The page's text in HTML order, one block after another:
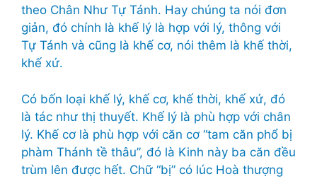
theo Chân Như Tự Tánh. Hay chúng ta nói đơn
giản, đó chính là khế lý là hợp với lý, thông với
Tự Tánh và cũng là khế cơ, nói thêm là khế thời,
khế xứ.
Có bốn loại khế lý, khế cơ, khế thời, khế xứ, đó
là tác như thị thuyết. Khế lý là phù hợp với chân
lý. Khế cơ là phù hợp với căn cơ “tam căn phổ bị
phàm Thánh tề thâu”, đó là Kinh này ba căn đều
trùm lên được hết. Chữ “bị” có lúc Hoà thượng